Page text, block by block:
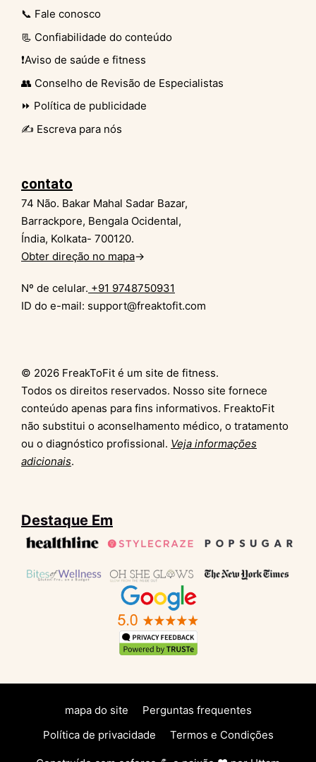
📞 Fale conosco
📃 Confiabilidade do conteúdo
❗Aviso de saúde e fitness
👥 Conselho de Revisão de Especialistas
⏩ Política de publicidade
✍️ Escreva para nós
contato
74 Não. Bakar Mahal Sadar Bazar,
Barrackpore, Bengala Ocidental,
Índia, Kolkata- 700120.
Obter direção no mapa→
Nº de celular. +91 9748750931
ID do e-mail: support@freaktofit.com
© 2026 FreakToFit é um site de fitness.
Todos os direitos reservados. Nosso site fornece
conteúdo apenas para fins informativos. FreaktoFit
não substitui o aconselhamento médico, o tratamento
ou o diagnóstico profissional. Veja informações
adicionais.
Destaque Em
mapa do site
Perguntas frequentes
Política de privacidade
Termos e Condições